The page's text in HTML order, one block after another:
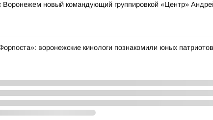
Воронежем новый командующий группировкой «Центр»
воронежские кинологи познакомили юных